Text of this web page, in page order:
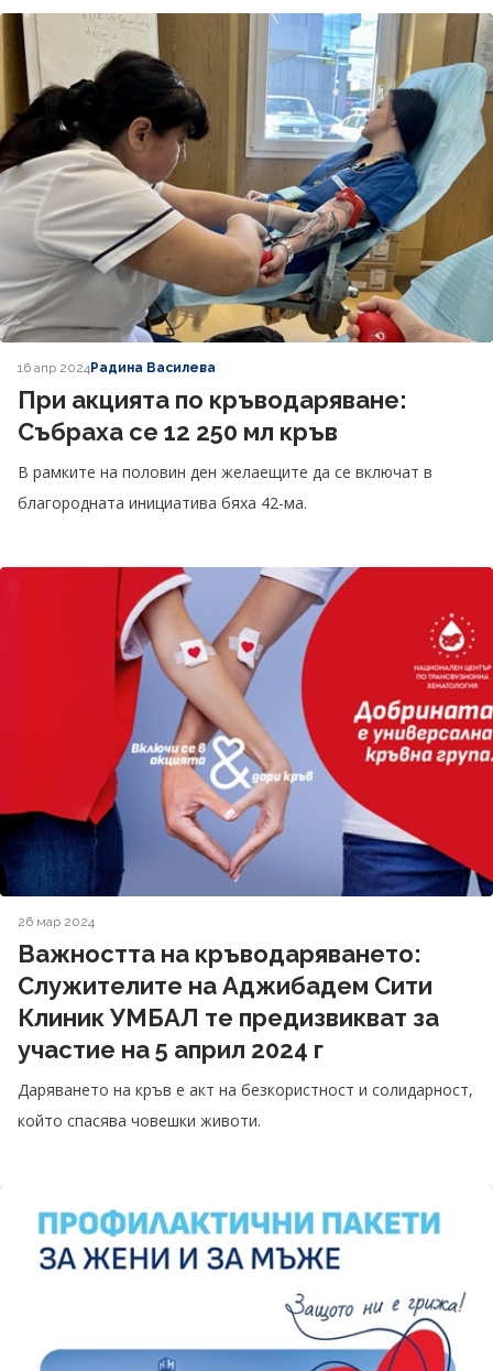
16 апр 2024Радина Василева
При акцията по кръводаряване:
Събраха се 12 250 мл кръв
В рамките на половин ден желаещите да се включат в
благородната инициатива бяха 42-ма.
26 мар 2024
Важността на кръводаряването:
Служителите на Аджибадем Сити
Клиник УМБАЛ те предизвикват за
участие на 5 април 2024 г
Даряването на кръв е акт на безкористност и солидарност,
който спасява човешки животи.